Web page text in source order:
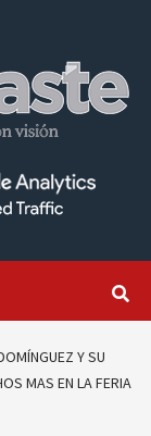
Y SU
MAS EN LA FERIA